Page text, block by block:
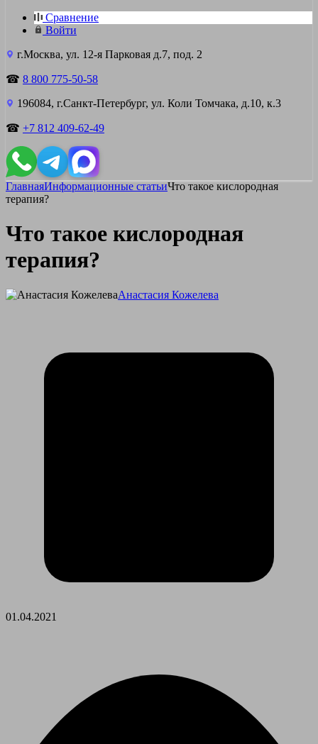
Сравнение
Войти
г.Москва, ул. 12-я Парковая д.7, под. 2
☎ 8 800 775-50-58
196084, г.Санкт-Петербург, ул. Коли Томчака, д.10, к.3
☎ +7 812 409-62-49
ГлавнаяИнформационные статьиЧто такое кислородная
терапия?
Что такое кислородная
терапия?
Анастасия Кожелева
01.04.2021